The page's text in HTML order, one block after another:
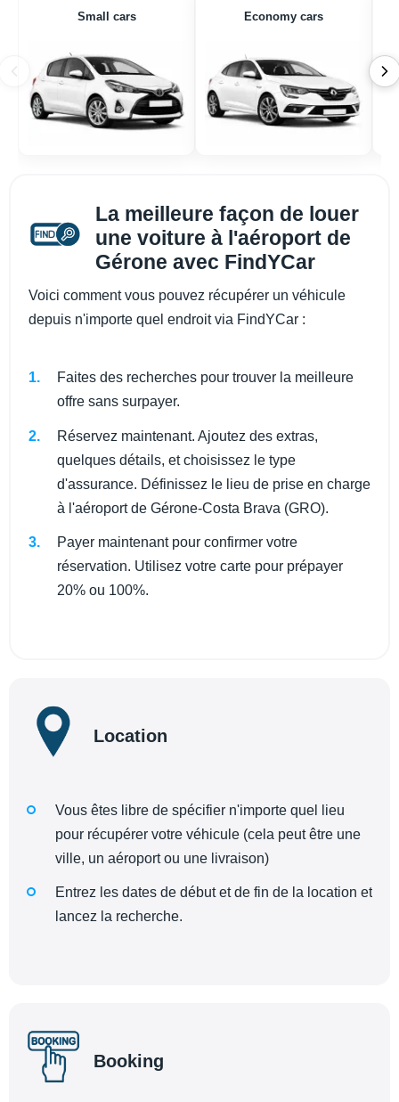
Small cars Economy cars
La meilleure façon de louer
une voiture à l'aéroport de
Gérone avec FindYCar
Voici comment vous pouvez récupérer un véhicule
depuis n'importe quel endroit via FindYCar :
Faites des recherches pour trouver la meilleure
offre sans surpayer.
Réservez maintenant. Ajoutez des extras,
quelques détails, et choisissez le type
d'assurance. Définissez le lieu de prise en charge
à l'aéroport de Gérone-Costa Brava (GRO).
Payer maintenant pour confirmer votre
réservation. Utilisez votre carte pour prépayer
20% ou 100%.
Location
Vous êtes libre de spécifier n'importe quel lieu
pour récupérer votre véhicule (cela peut être une
ville, un aéroport ou une livraison)
Entrez les dates de début et de fin de la location et
lancez la recherche.
Booking